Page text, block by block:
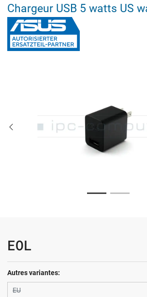
Chargeur USB 5 watts US
EOL
Autres variantes:
EU